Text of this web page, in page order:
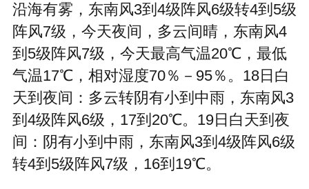
沿海有雾，东南风3到4级阵风6级转4到5级
阵风7级，今天夜间，多云间晴，东南风4
到5级阵风7级，今天最高气温20℃，最低
气温17℃，相对湿度70％－95％。18日白
天到夜间：多云转阴有小到中雨，东南风3
到4级阵风6级，17到20℃。19日白天到夜
间：阴有小到中雨，东南风3到4级阵风6级
转4到5级阵风7级，16到19℃。